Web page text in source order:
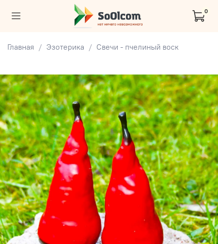
0
Главная Эзотерика Свечи - пчелиный воск